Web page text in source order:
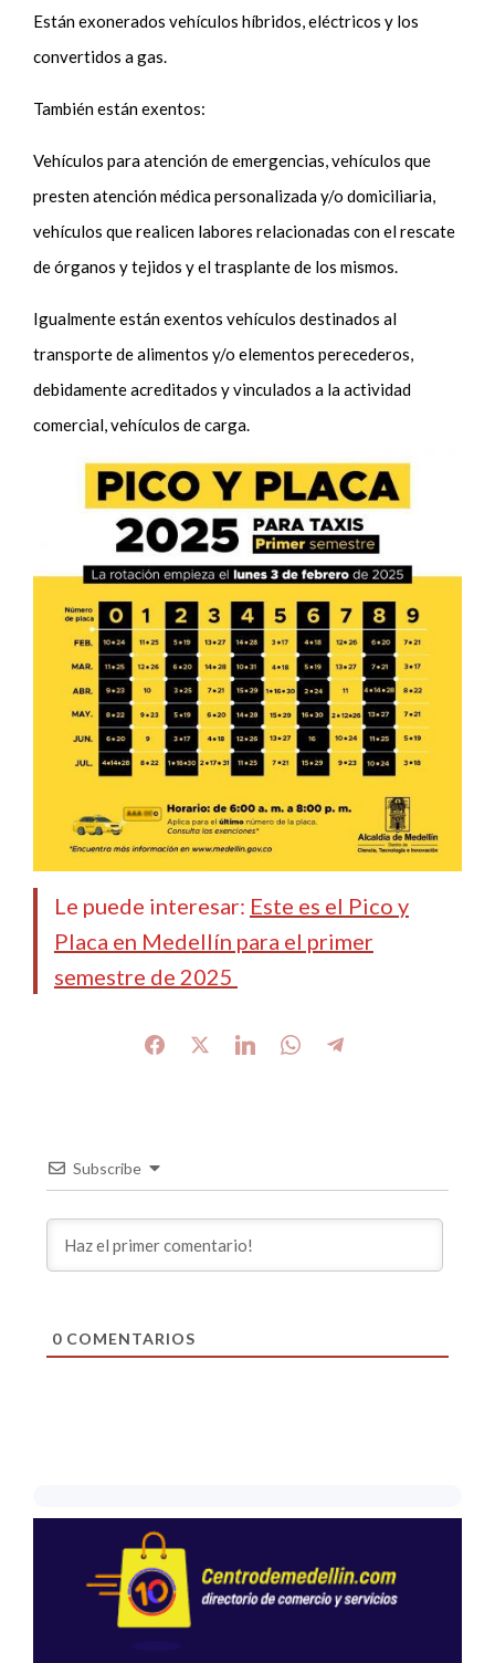
Están exonerados vehículos híbridos, eléctricos y los
convertidos a gas.
También están exentos:
Vehículos para atención de emergencias, vehículos que
presten atención médica personalizada y/o domiciliaria,
vehículos que realicen labores relacionadas con el rescate
de órganos y tejidos y el trasplante de los mismos.
Igualmente están exentos vehículos destinados al
transporte de alimentos y/o elementos perecederos,
debidamente acreditados y vinculados a la actividad
comercial, vehículos de carga.
Le puede interesar: Este es el Pico y
Placa en Medellín para el primer
semestre de 2025
Subscribe
0COMENTARIOS